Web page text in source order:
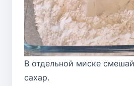
В отдельной миске
сахар.